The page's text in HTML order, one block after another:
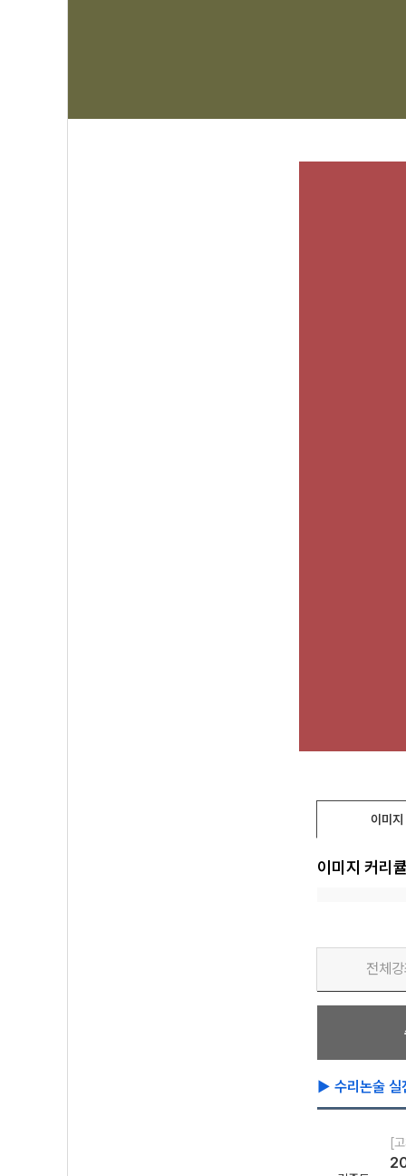
이미지
이미지 커리
전체
▶ 수리논술
[